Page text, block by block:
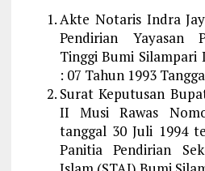
Akte Notaris Indra
Pendirian Yayasan
Tinggi Bumi
: 07 Tahun 1993
Surat Keputusan
II Musi Rawas
tanggal 30 Juli 1994
Panitia Pendirian